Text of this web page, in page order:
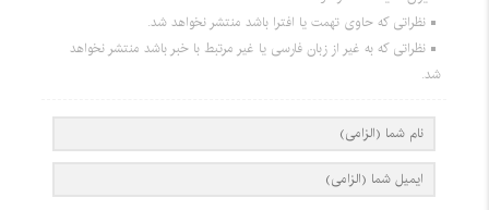
نظراتی که حاوی تهمت یا افترا باشد منتشر نخواهد شد.
نظراتی که به غیر از زبان فارسی یا غیر مرتبط با خبر باشد منتشر نخواهد
شد.